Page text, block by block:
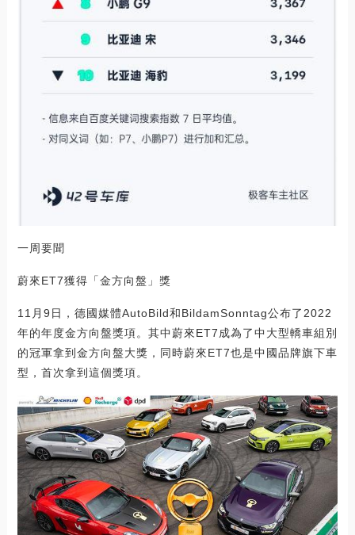
一周要聞
蔚來ET7獲得「金方向盤」獎
11月9日，德國媒體AutoBild和BildamSonntag公布了2022
年的年度金方向盤獎項。其中蔚來ET7成為了中大型轎車組別
的冠軍拿到金方向盤大獎，同時蔚來ET7也是中國品牌旗下車
型，首次拿到這個獎項。